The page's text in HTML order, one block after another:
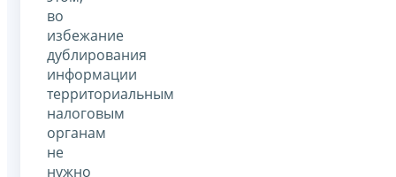
во
избежание
дублирования
информации
территориальным
налоговым
органам
не
нужно